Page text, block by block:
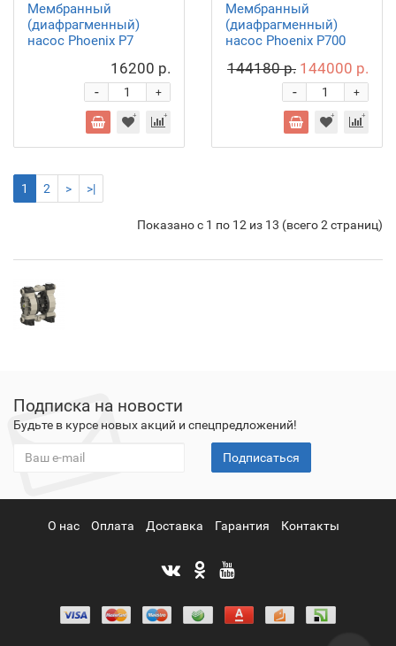
Мембранный
(диафрагменный)
насос Phoenix P7
16200 р.
+
-
Мембранный
(диафрагменный)
насос Phoenix P700
144180 р. 144000 р.
+
-
1 2 > >|
Показано с 1 по 12 из 13 (всего 2 страниц)
Подписка на новости
Будьте в курсе новых акций и спецпредложений!
Подписаться
О нас Оплата Доставка Гарантия Контакты